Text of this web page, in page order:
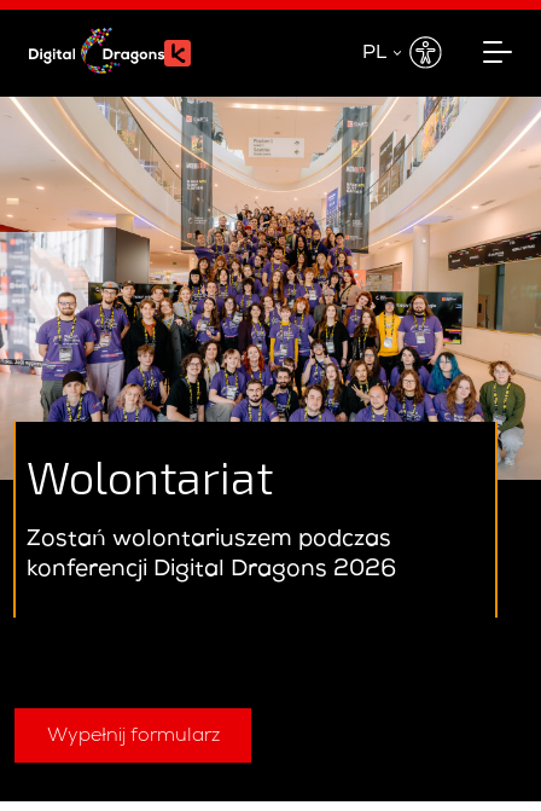
PL
EN
PL
Wolontariat
Zostań wolontariuszem podczas
konferencji Digital Dragons 2026
Wypełnij formularz